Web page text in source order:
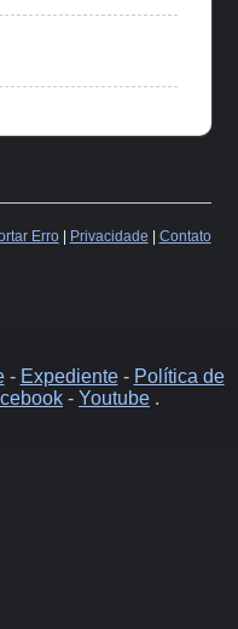
Erro| Privacidade Contato
- Expediente- Política de
- Youtube .